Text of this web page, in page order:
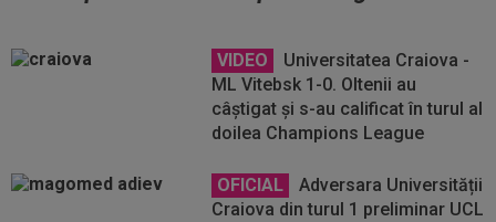
VIDEO
Universitatea Craiova -
ML Vitebsk 1-0. Oltenii au
câștigat și s-au calificat în turul al
doilea Champions League
OFICIAL
Adversara Universității
Craiova din turul 1 preliminar UCL